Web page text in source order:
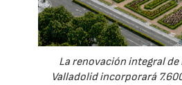
La renovación integral de
Valladolid incorporará